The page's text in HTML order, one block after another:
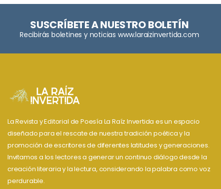
SUSCRÍBETE A NUESTRO BOLETÍN
Recibirás boletines y noticias www.laraizinvertida.com
La Revista y Editorial de Poesía La Raíz Invertida es un espacio
diseñado para el rescate de nuestra tradición poética y la
promoción de escritores de diferentes latitudes y generaciones.
Invitamos a los lectores a generar un continuo diálogo desde la
creación literaria y la lectura, considerando la palabra como voz
perdurable.